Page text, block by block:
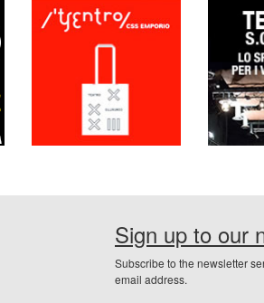
Sign up to our
Subscribe to the newsletter
email address.